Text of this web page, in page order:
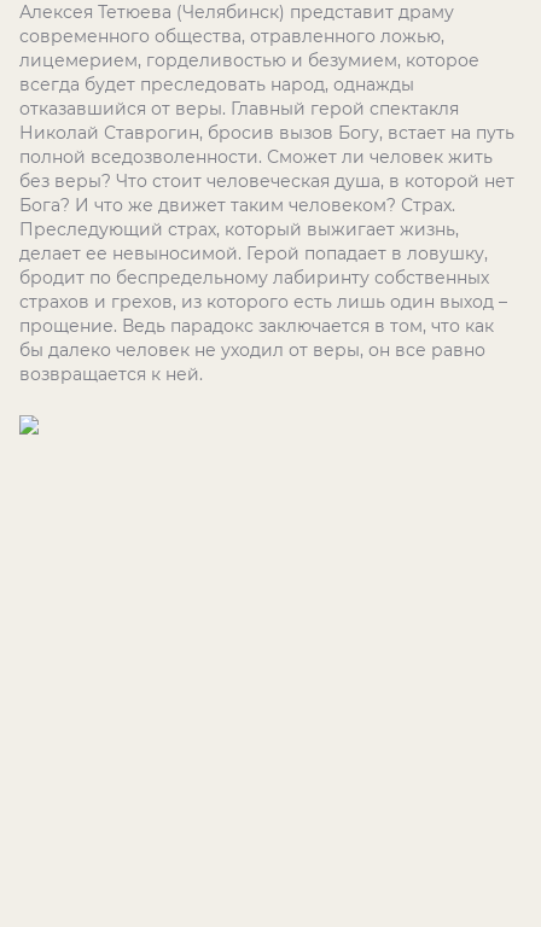
Алексея Тетюева (Челябинск) представит драму
современного общества, отравленного ложью,
лицемерием, горделивостью и безумием, которое
всегда будет преследовать народ, однажды
отказавшийся от веры. Главный герой спектакля
Николай Ставрогин, бросив вызов Богу, встает на путь
полной вседозволенности. Сможет ли человек жить
без веры? Что стоит человеческая душа, в которой нет
Бога? И что же движет таким человеком? Страх.
Преследующий страх, который выжигает жизнь,
делает ее невыносимой. Герой попадает в ловушку,
бродит по беспредельному лабиринту собственных
страхов и грехов, из которого есть лишь один выход –
прощение. Ведь парадокс заключается в том, что как
бы далеко человек не уходил от веры, он все равно
возвращается к ней.